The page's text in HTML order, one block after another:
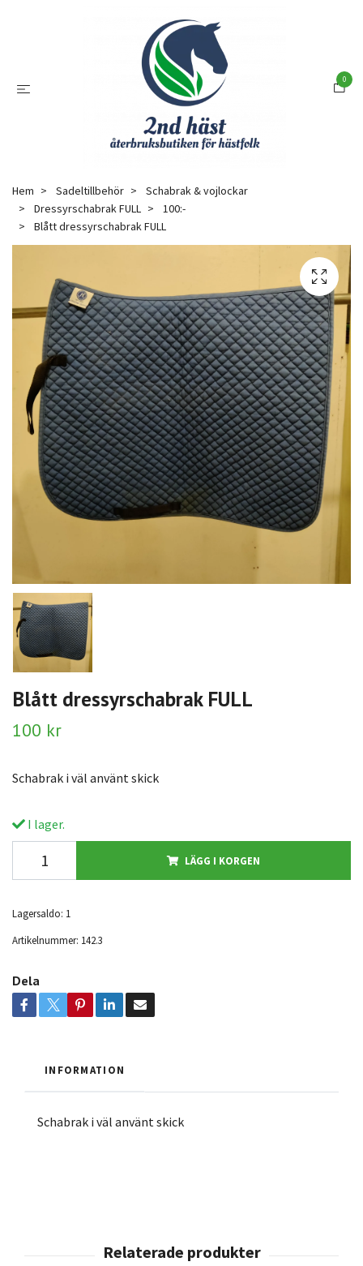
0
Hem Sadeltillbehör
Schabrak & vojlockar
Dressyrschabrak FULL
100:-
Blått dressyrschabrak FULL
Blått dressyrschabrak FULL
100 kr
Schabrak i väl använt skick
I lager.
LÄGG I KORGEN
Lagersaldo: 1
Artikelnummer: 142.3
Dela
INFORMATION
Schabrak i väl använt skick